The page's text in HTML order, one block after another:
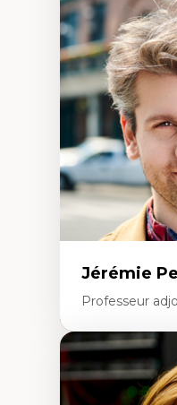
Analyse
médiatiques
Analyse des
travers les
Recherche
les auditoires
numérique et
Théorie des
La pensée
La pensée
Justice
internationales
Jérémie
Professeur
Expertises
Études du jeu
Fouille de